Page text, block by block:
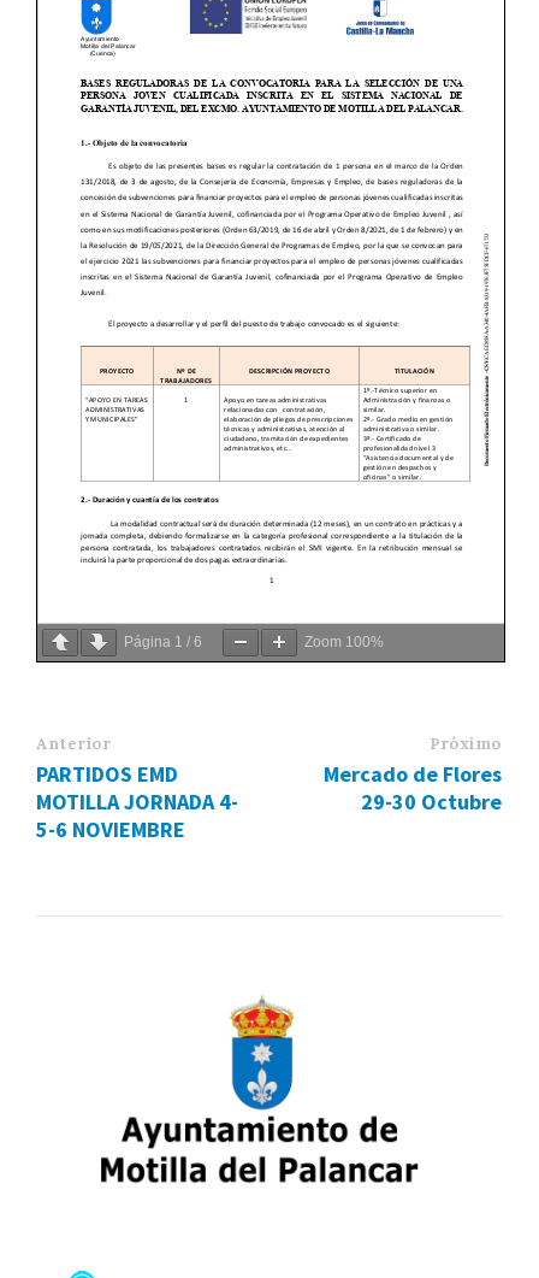
Página 1 / 6 Zoom 100%
Anterior
PARTIDOS EMD
MOTILLA JORNADA 4-
5-6 NOVIEMBRE
Próximo
Mercado de Flores
29-30 Octubre